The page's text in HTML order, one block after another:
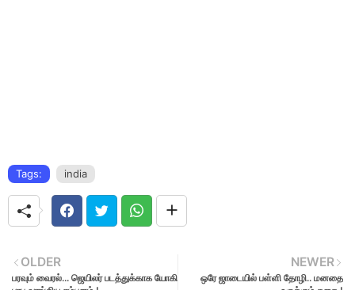
Tags: india
NEWER
ஒரே ஜாடையில் பள்ளி தோழி.. மனதை
OLDER
பரவும் வைரல்... ஜெயிலர் படத்துக்காக யோகி